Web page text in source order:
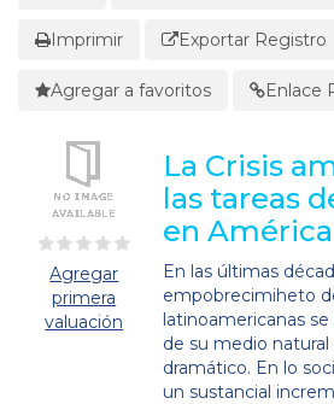
Imprimir Exportar Registro
Agregar a favoritos Enlace
Agregar
primera
valuación
La Crisis
las tareas
en
En las últimas
empobrecimiheto
latinoamericanas
de su medio
dramático. En lo
un sustancial